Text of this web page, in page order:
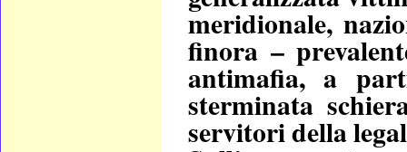
meridionale,
finora –
antimafia, a
sterminata
servitori della